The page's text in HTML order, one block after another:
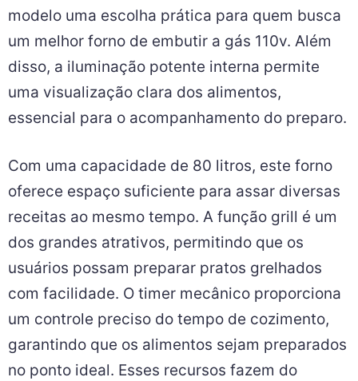
modelo uma escolha prática para quem busca
um melhor forno de embutir a gás 110v. Além
disso, a iluminação potente interna permite
uma visualização clara dos alimentos,
essencial para o acompanhamento do preparo.
Com uma capacidade de 80 litros, este forno
oferece espaço suficiente para assar diversas
receitas ao mesmo tempo. A função grill é um
dos grandes atrativos, permitindo que os
usuários possam preparar pratos grelhados
com facilidade. O timer mecânico proporciona
um controle preciso do tempo de cozimento,
garantindo que os alimentos sejam preparados
no ponto ideal. Esses recursos fazem do